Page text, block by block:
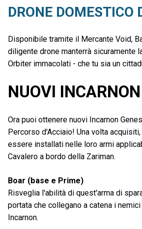
DRONE DOMESTICO
Disponibile tramite il Mercante Void,
diligente drone manterrà sicuramente
Orbiter immacolati - che tu sia un
NUOVI
Ora puoi ottenere nuovi Incarnon
Percorso d'Acciaio! Una volta
essere installati nelle loro armi
Cavalero a bordo della Zariman.
Boar (base e Prime)
Risveglia l'abilità di quest'arma di
portata che collegano a catena i
Incarnon.